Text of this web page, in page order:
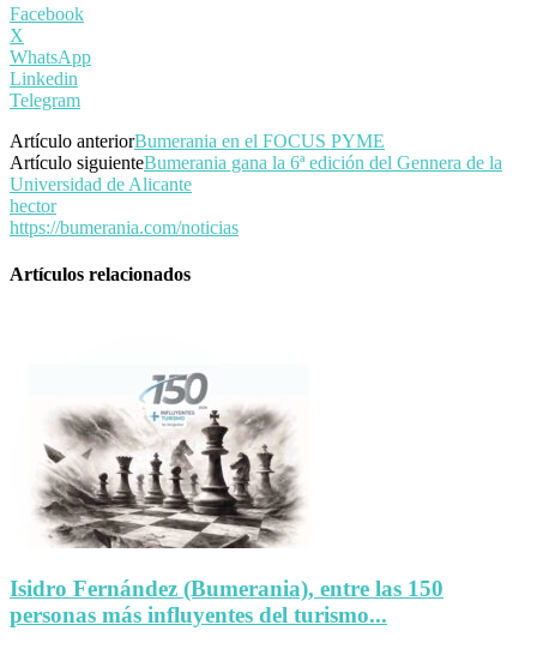
Facebook
X
WhatsApp
Linkedin
Telegram
Artículo anteriorBumerania en el FOCUS PYME
Artículo siguienteBumerania gana la 6ª edición del Gennera de la
Universidad de Alicante
hector
https://bumerania.com/noticias
Artículos relacionados
Isidro Fernández (Bumerania), entre las 150
personas más influyentes del turismo...